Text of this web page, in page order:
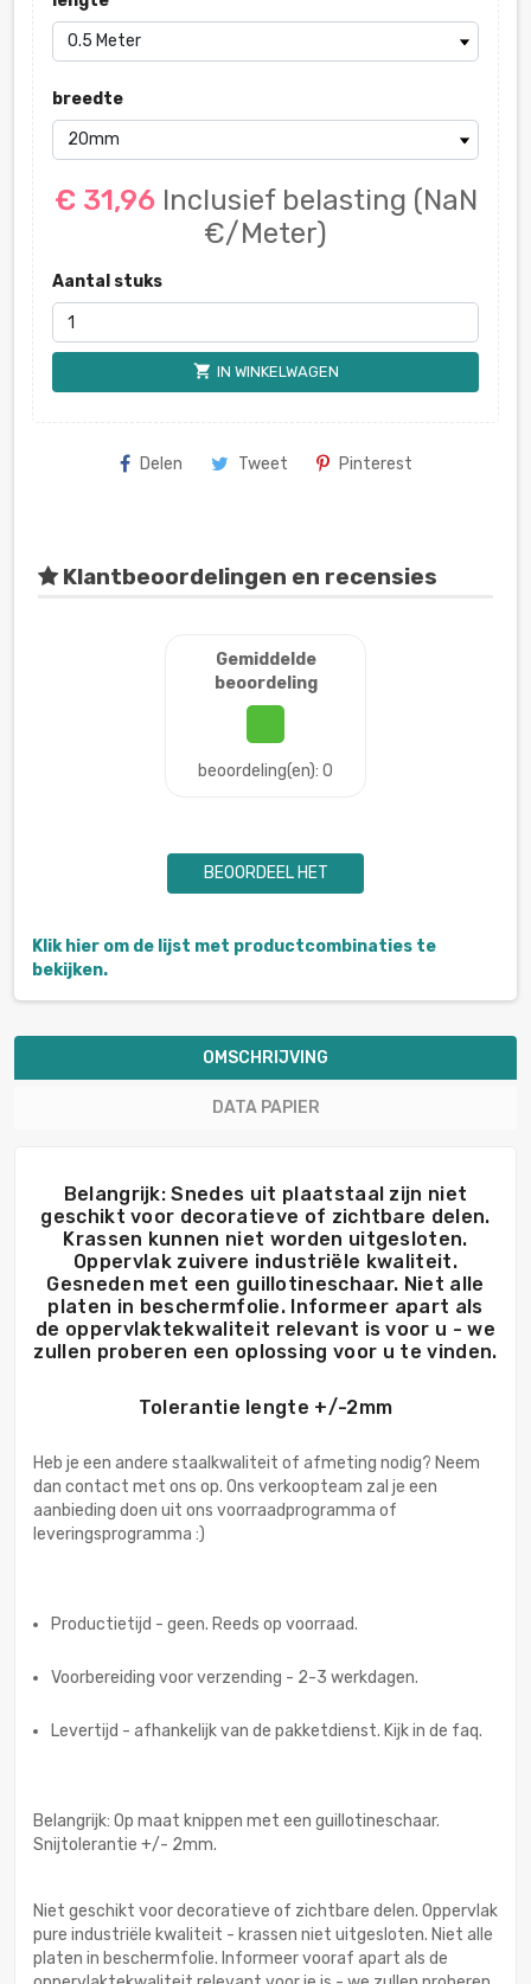
breedte
€ 31,96 Inclusief belasting (NaN
€/Meter)
Aantal stuks
shopping_cart IN WINKELWAGEN
Delen Tweet Pinterest
Klantbeoordelingen en recensies
Gemiddelde
beoordeling
beoordeling(en): 0
BEOORDEEL HET
Klik hier om de lijst met productcombinaties te
bekijken.
OMSCHRIJVING
DATA PAPIER
Belangrijk: Snedes uit plaatstaal zijn niet
geschikt voor decoratieve of zichtbare delen.
Krassen kunnen niet worden uitgesloten.
Oppervlak zuivere industriële kwaliteit.
Gesneden met een guillotineschaar. Niet alle
platen in beschermfolie. Informeer apart als
de oppervlaktekwaliteit relevant is voor u - we
zullen proberen een oplossing voor u te vinden.
Tolerantie lengte +/-2mm
Heb je een andere staalkwaliteit of afmeting nodig? Neem
dan contact met ons op. Ons verkoopteam zal je een
aanbieding doen uit ons voorraadprogramma of
leveringsprogramma :)
Productietijd - geen. Reeds op voorraad.
Voorbereiding voor verzending - 2-3 werkdagen.
Levertijd - afhankelijk van de pakketdienst. Kijk in de faq.
Belangrijk: Op maat knippen met een guillotineschaar.
Snijtolerantie +/- 2mm.
Niet geschikt voor decoratieve of zichtbare delen. Oppervlak
pure industriële kwaliteit - krassen niet uitgesloten. Niet alle
platen in beschermfolie. Informeer vooraf apart als de